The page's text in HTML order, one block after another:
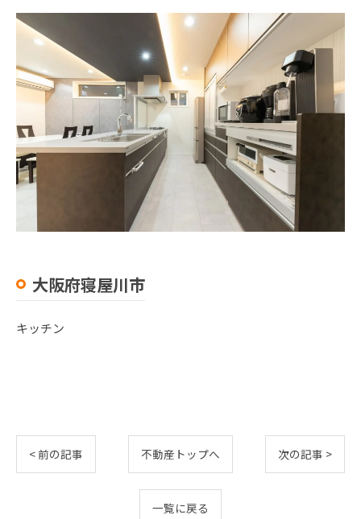
大阪府寝屋川市
キッチン
< 前の記事 不動産トップへ 次の記事 >
一覧に戻る